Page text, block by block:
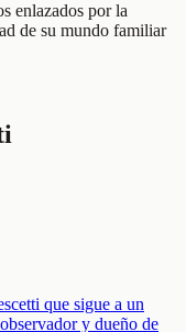
enlazados por la
de su mundo familiar
que sigue a un
y dueño de